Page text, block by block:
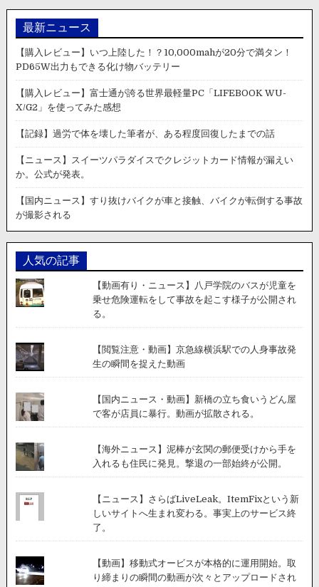
問
突
破
て
信
無
視
し
て
走
す
を
影
し
た
バ
の
ド
ラ
ブ
レ
コ
ー
ダ
ー
最新ニュース
【購入レビュー】いつ上陸した！？10,000mahが20分で満タン！
PD65W出力もできる化け物バッテリー
【購入レビュー】富士通が誇る世界最軽量PC「LIFEBOOK WU-
X/G2」を使ってみた感想
【記録】過労で体を壊した筆者が、ある程度回復したまでの話
【ニュース】スイーツパラダイスでクレジットカード情報が漏えい
か。公式が発表。
【国内ニュース】すり抜けバイクが車と接触、バイクが転倒する事故
が撮影される
人気の記事
【動画有り・ニュース】八戸学院のバスが児童を
乗せ危険運転をして事故を起こす様子が公開され
る。
【閲覧注意・動画】京急線横浜駅での人身事故発
生の瞬間を捉えた動画
【国内ニュース・動画】新橋の立ち食いうどん屋
で客が店員に暴行。動画が拡散される。
【海外ニュース】泥棒が玄関の郵便受けから手を
入れるも住民に発見。撃退の一部始終が公開。
【ニュース】さらばLiveLeak。ItemFixという新
しいサイトへ生まれ変わる。事実上のサービス終
了。
【動画】移動式オービスが本格的に運用開始。取
り締まりの瞬間の動画が次々とアップロードされ